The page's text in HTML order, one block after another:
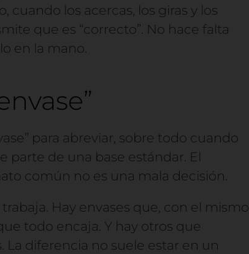
cuando los acercas, los giras y los
que es “correcto”. No hace falta
en la mano.
para abreviar, sobre todo cuando
parte de una base estándar. El
común no es una mala decisión.
Hay envases que, con el mismo
todo encaja. Y hay otros que
diferencia no suele estar en un